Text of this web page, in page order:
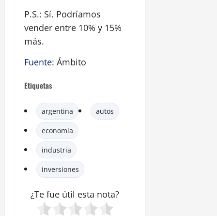
P.S.: Sí. Podríamos
vender entre 10% y 15%
más.
Fuente: Ámbito
Etiquetas
argentina autos
economia
industria
inversiones
¿Te fue útil esta nota?